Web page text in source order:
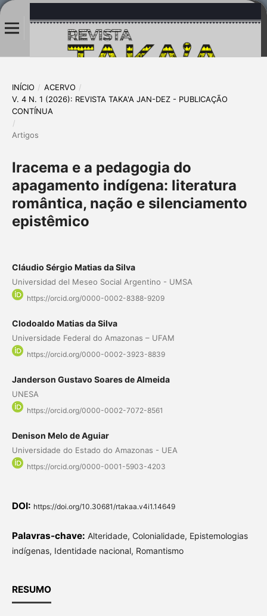
INÍCIO / ACERVO /
V. 4 N. 1 (2026): REVISTA TAKA'A JAN-DEZ - PUBLICAÇÃO
CONTÍNUA
/
Artigos
Iracema e a pedagogia do
apagamento indígena: literatura
romântica, nação e silenciamento
epistêmico
Cláudio Sérgio Matias da Silva
Universidad del Meseo Social Argentino - UMSA
https://orcid.org/0000-0002-8388-9209
Clodoaldo Matias da Silva
Universidade Federal do Amazonas – UFAM
https://orcid.org/0000-0002-3923-8839
Janderson Gustavo Soares de Almeida
UNESA
https://orcid.org/0000-0002-7072-8561
Denison Melo de Aguiar
Universidade do Estado do Amazonas - UEA
https://orcid.org/0000-0001-5903-4203
DOI: https://doi.org/10.30681/rtakaa.v4i1.14649
Palavras-chave: Alteridade, Colonialidade, Epistemologias
indígenas, Identidade nacional, Romantismo
RESUMO